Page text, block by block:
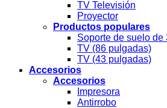
TV Televisión
Proyector
Productos populares
Soporte de suelo
TV (86 pulgadas)
TV (43 pulgadas)
Accesorios
Accesorios
Impresora
Antirrobo